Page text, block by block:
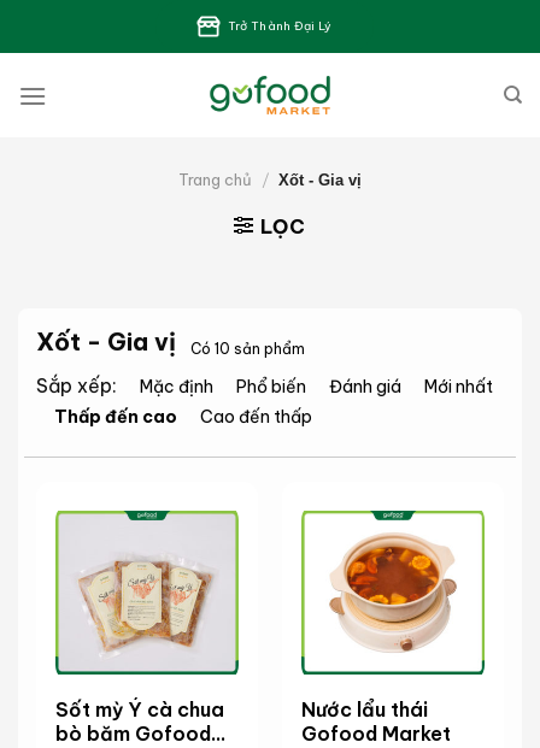
dung
Trở Thành Đại Lý
Trang chủ / Xốt - Gia vị
LỌC
Xốt - Gia vị Có 10 sản phẩm
Sắp xếp: Mặc định Phổ biến Đánh giá
Mới nhất
Thấp đến cao
Cao đến thấp
Sốt mỳ Ý cà chua
bò băm Gofood
Nước lẩu thái
Gofood Market